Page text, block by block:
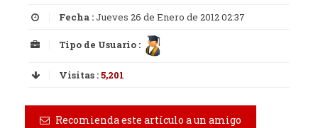
Fecha :Jueves 26 de Enero de 2012 02:37
Tipo de Usuario :
Visitas :5,201
Recomienda este artículo a un amigo